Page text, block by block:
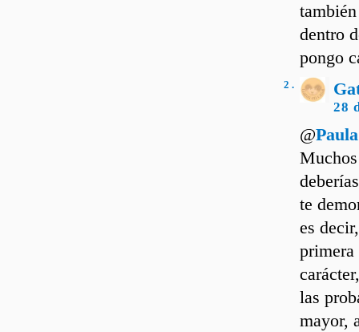
dentro
pongo
2 .
28
@
te
es
primera
las
mayor,